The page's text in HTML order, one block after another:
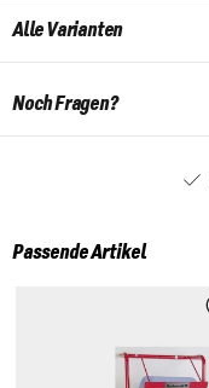
Alle Varianten
Noch Fragen?
Passende Artikel